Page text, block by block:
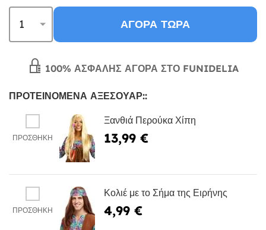
ΑΓΟΡΆ ΤΏΡΑ
100% ΑΣΦΑΛΉΣ ΑΓΟΡΆ ΣΤΟ FUNIDELIA
ΠΡΟΤΕΙΝΌΜΕΝΑ ΑΞΕΣΟΥΆΡ::
ΠΡΟΣΘΉΚΗ
Ξανθιά Περούκα Χίπη
13,99 €
ΠΡΟΣΘΉΚΗ
Κολιέ με το Σήμα της Ειρήνης
4,99 €